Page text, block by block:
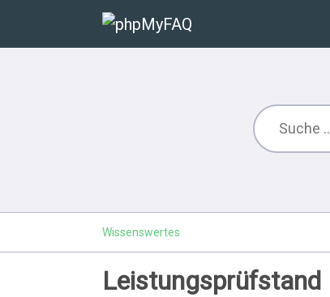
Wissenswertes
Leistungsprüfstand